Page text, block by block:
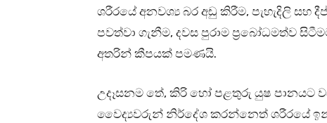
ශරීරයේ අනවශ්‍ය බර අඩු කිරීම, පැහැදිලි සහ
පවත්වා ගැනීම, දවස පුරාම ප්‍රබෝධමත්ව
අතරින් කීපයක් පමණයි.
උදෑසනම තේ, කිරි හෝ පළතුරු යුෂ පානයට
වෛද්‍යවරුන් නිර්දේශ කරන්නෙත් ශරීරයේ